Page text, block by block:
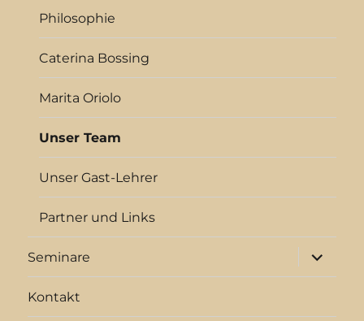
Philosophie
Caterina Bossing
Marita Oriolo
Unser Team
Unser Gast-Lehrer
Partner und Links
Seminare
anzeigen
Kontakt